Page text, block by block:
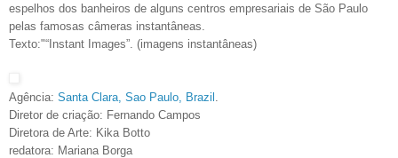
espelhos dos banheiros de alguns centros empresariais de São Paulo
pelas famosas câmeras instantâneas.
Texto:"“Instant Images”. (imagens instantâneas)
Agência: Santa Clara, Sao Paulo, Brazil
Diretor de criação: Fernando Campos
Diretora de Arte: Kika Botto
redatora: Mariana Borga